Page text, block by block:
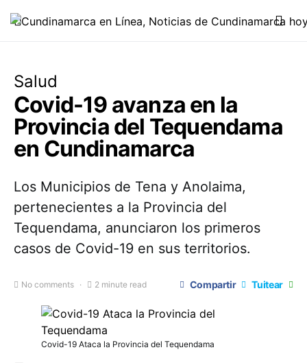
Salud
Covid-19 avanza en la
Provincia del Tequendama
en Cundinamarca
Los Municipios de Tena y Anolaima,
pertenecientes a la Provincia del
Tequendama, anunciaron los primeros
casos de Covid-19 en sus territorios.
No comments 2 minute read Compartir Tuitear
Covid-19 Ataca la Provincia del Tequendama